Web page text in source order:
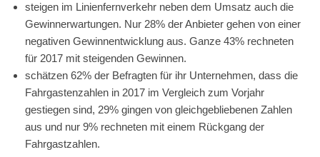
steigen im Linienfernverkehr neben dem Umsatz auch die
Gewinnerwartungen. Nur 28% der Anbieter gehen von einer
negativen Gewinnentwicklung aus. Ganze 43% rechneten
für 2017 mit steigenden Gewinnen.
schätzen 62% der Befragten für ihr Unternehmen, dass die
Fahrgastenzahlen in 2017 im Vergleich zum Vorjahr
gestiegen sind, 29% gingen von gleichgebliebenen Zahlen
aus und nur 9% rechneten mit einem Rückgang der
Fahrgastzahlen.